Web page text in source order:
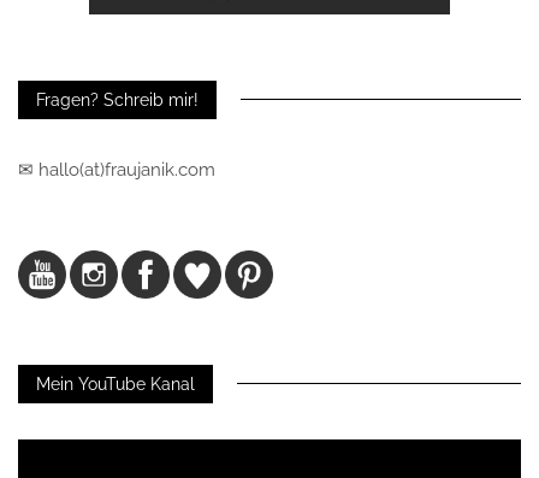
Fragen? Schreib mir!
✉ hallo(at)fraujanik.com
Mein YouTube Kanal